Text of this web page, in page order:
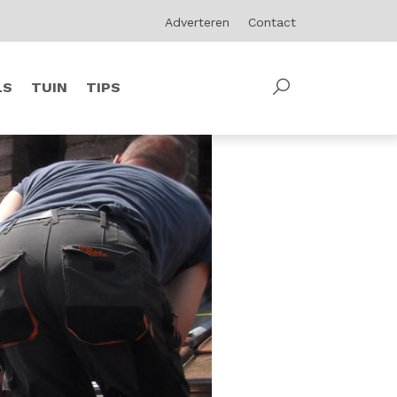
Adverteren Contact
TUIN TIPS